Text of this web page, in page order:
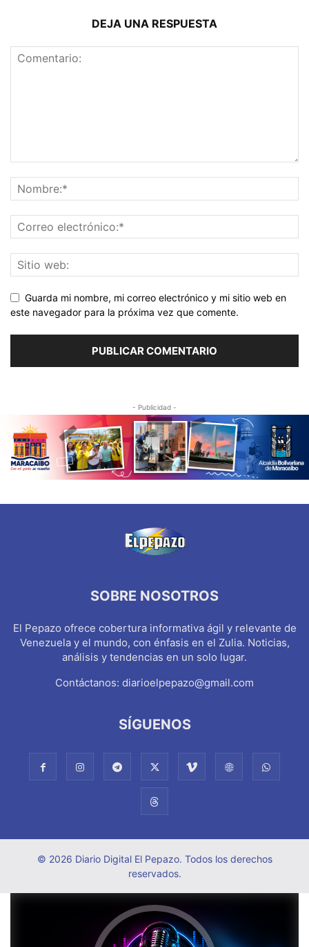
DEJA UNA RESPUESTA
Guarda mi nombre, mi correo electrónico y mi sitio web en
este navegador para la próxima vez que comente.
- Publicidad -
SOBRE NOSOTROS
El Pepazo ofrece cobertura informativa ágil y relevante de
Venezuela y el mundo, con énfasis en el Zulia. Noticias,
análisis y tendencias en un solo lugar.
Contáctanos: diarioelpepazo@gmail.com
SÍGUENOS
© 2026 Diario Digital El Pepazo. Todos los derechos
reservados.